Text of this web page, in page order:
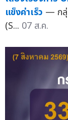
แข็งค่าเร็ว — กลุ่
(S... 07 ส.ค.